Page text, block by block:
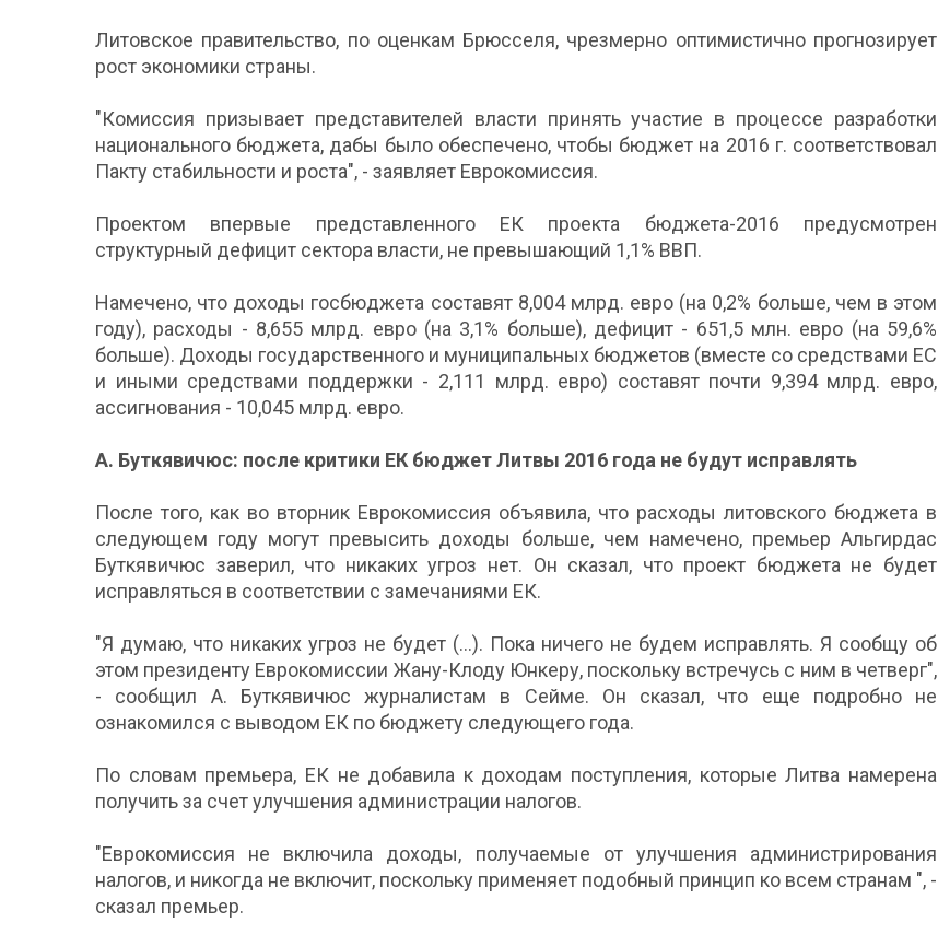
Литовское правительство, по оценкам Брюсселя, чрезмерно оптимистично прогнозирует
рост экономики страны.
"Комиссия призывает представителей власти принять участие в процессе разработки
национального бюджета, дабы было обеспечено, чтобы бюджет на 2016 г. соответствовал
Пакту стабильности и роста", - заявляет Еврокомиссия.
Проектом впервые представленного ЕК проекта бюджета-2016 предусмотрен
структурный дефицит сектора власти, не превышающий 1,1% ВВП.
Намечено, что доходы госбюджета составят 8,004 млрд. евро (на 0,2% больше, чем в этом
году), расходы - 8,655 млрд. евро (на 3,1% больше), дефицит - 651,5 млн. евро (на 59,6%
больше). Доходы государственного и муниципальных бюджетов (вместе со средствами ЕС
и иными средствами поддержки - 2,111 млрд. евро) составят почти 9,394 млрд. евро,
ассигнования - 10,045 млрд. евро.
А. Буткявичюс: после критики ЕК бюджет Литвы 2016 года не будут исправлять
После того, как во вторник Еврокомиссия объявила, что расходы литовского бюджета в
следующем году могут превысить доходы больше, чем намечено, премьер Альгирдас
Буткявичюс заверил, что никаких угроз нет. Он сказал, что проект бюджета не будет
исправляться в соответствии с замечаниями ЕК.
"Я думаю, что никаких угроз не будет (...). Пока ничего не будем исправлять. Я сообщу об
этом президенту Еврокомиссии Жану-Клоду Юнкеру, поскольку встречусь с ним в четверг",
- сообщил А. Буткявичюс журналистам в Сейме. Он сказал, что еще подробно не
ознакомился с выводом ЕК по бюджету следующего года.
По словам премьера, ЕК не добавила к доходам поступления, которые Литва намерена
получить за счет улучшения администрации налогов.
"Еврокомиссия не включила доходы, получаемые от улучшения администрирования
налогов, и никогда не включит, поскольку применяет подобный принцип ко всем странам ", -
сказал премьер.